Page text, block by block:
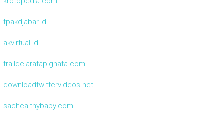
tpakdjabar.id
akvirtual.id
traildelaratapignata.com
downloadtwittervideos.net
sachealthybaby.com